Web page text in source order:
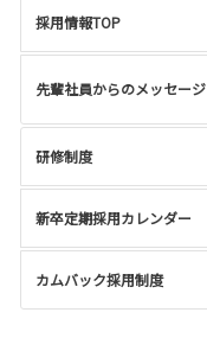
採用情報TOP
先輩社員からのメッセージ
研修制度
新卒定期採用カレンダー
カムバック採用制度